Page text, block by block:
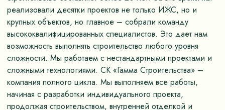
реализовали десятки проектов не только ИЖС, но и
крупных объектов, но главное – собрали команду
высококвалифицированных специалистов. Это дает нам
возможность выполнять строительство любого уровня
сложности. Мы работаем с нестандартными проектами и
сложными технологиями. СК «Гамма Строительства» –
компания полного цикла. Мы выполняем все работы,
начиная с разработки индивидуального проекта,
продолжая строительством, внутренней отделкой и